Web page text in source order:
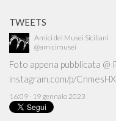
TWEETS
Amici dei Musei Siciliani
@amicimusei
Foto appena pubblicata @
instagram.com/p/
16:09 · 19 gennaio 2023